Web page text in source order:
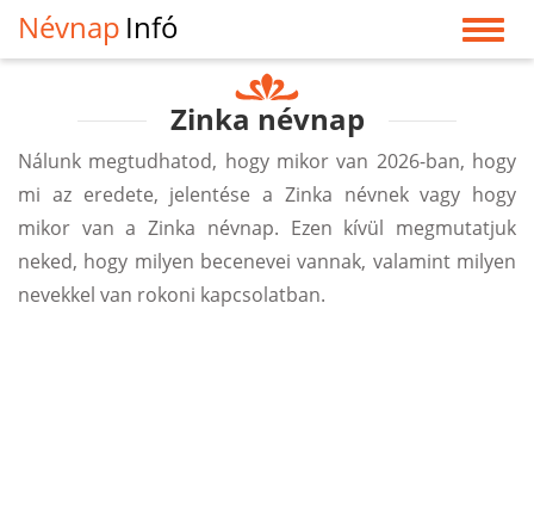
Névnap Infó
Zinka névnap
Nálunk megtudhatod, hogy mikor van 2026-ban, hogy
mi az eredete, jelentése a Zinka névnek vagy hogy
mikor van a Zinka névnap. Ezen kívül megmutatjuk
neked, hogy milyen becenevei vannak, valamint milyen
nevekkel van rokoni kapcsolatban.